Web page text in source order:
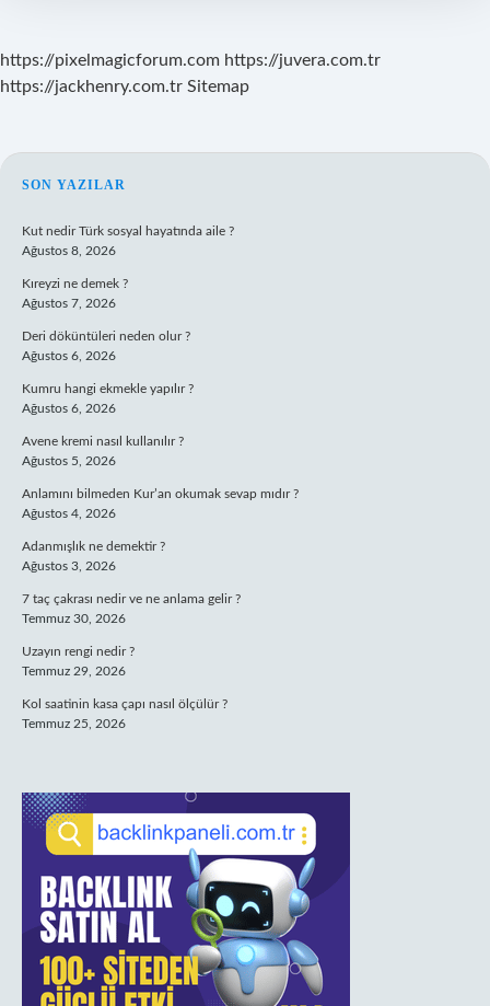
https://pixelmagicforum.com https://juvera.com.tr
https://jackhenry.com.tr Sitemap
SIDEBAR
SON YAZILAR
Kut nedir Türk sosyal hayatında aile ?
Ağustos 8, 2026
Kıreyzi ne demek ?
Ağustos 7, 2026
Deri döküntüleri neden olur ?
Ağustos 6, 2026
Kumru hangi ekmekle yapılır ?
Ağustos 6, 2026
Avene kremi nasıl kullanılır ?
Ağustos 5, 2026
Anlamını bilmeden Kur’an okumak sevap mıdır ?
Ağustos 4, 2026
Adanmışlık ne demektir ?
Ağustos 3, 2026
7 taç çakrası nedir ve ne anlama gelir ?
Temmuz 30, 2026
Uzayın rengi nedir ?
Temmuz 29, 2026
Kol saatinin kasa çapı nasıl ölçülür ?
Temmuz 25, 2026